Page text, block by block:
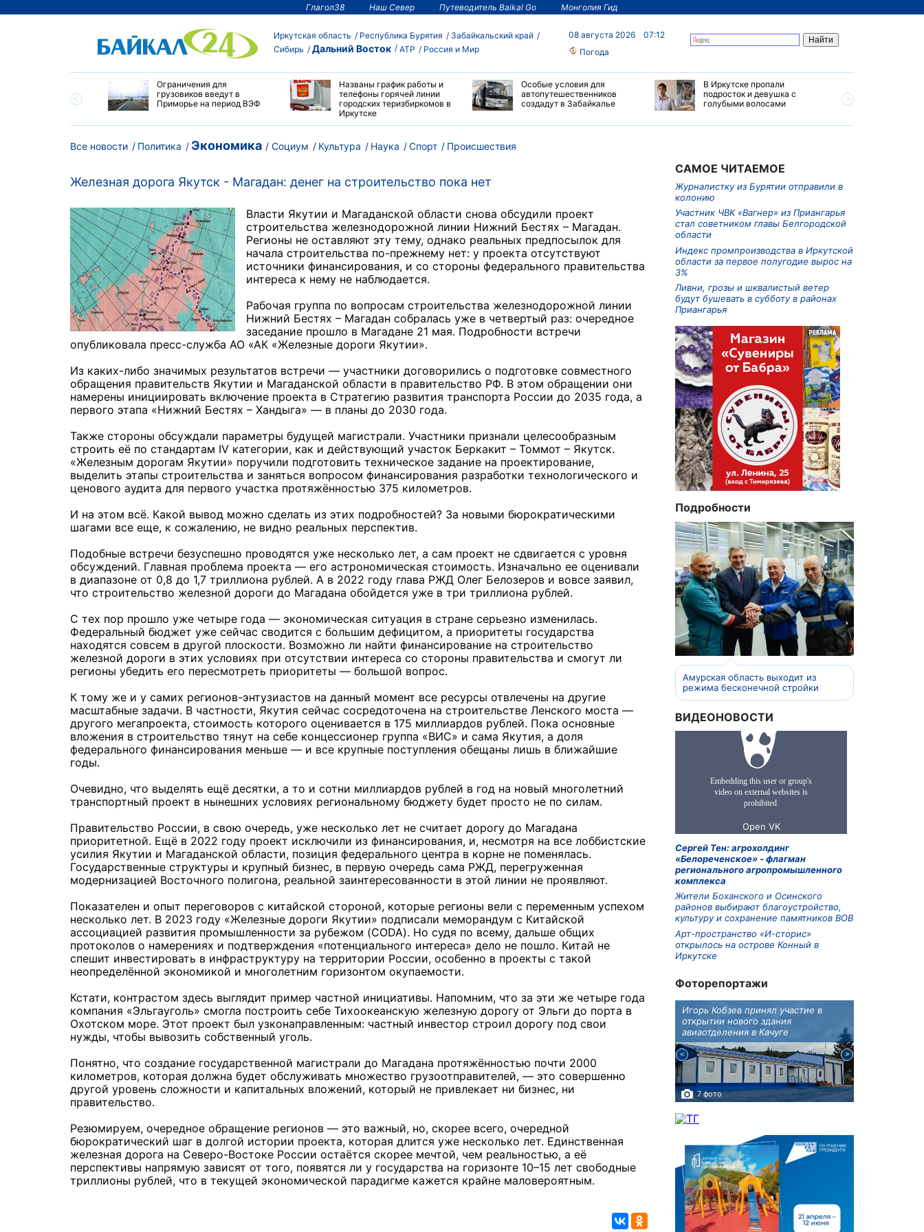
Глагол38 Наш Север Путеводитель Baikal Go Монголия Гид
Иркутская область Республика Бурятия
Забайкальский край
Сибирь
Дальний Восток АТР Россия и Мир
08 августа 2026
07:12
Погода
по управлению
Ограничения для
грузовиков введут в
Приморье на период ВЭФ
Названы график работы и
телефоны горячей линии
городских теризбиркомов в
Иркутске
Особые условия для
автопутешественников
создадут в Забайкалье
В Иркутске пропали
подросток и девушка с
голубыми волосами
Все новости Политика Экономика Социум Культура Наука Спорт Происшествия
Железная дорога Якутск - Магадан: денег на строительство пока нет
Власти Якутии и Магаданской области снова обсудили проект
строительства железнодорожной линии Нижний Бестях – Магадан.
Регионы не оставляют эту тему, однако реальных предпосылок для
начала строительства по-прежнему нет: у проекта отсутствуют
источники финансирования, и со стороны федерального правительства
интереса к нему не наблюдается.
Рабочая группа по вопросам строительства железнодорожной линии
Нижний Бестях – Магадан собралась уже в четвертый раз: очередное
заседание прошло в Магадане 21 мая. Подробности встречи
опубликовала пресс-служба АО «АК «Железные дороги Якутии».
Из каких-либо значимых результатов встречи — участники договорились о подготовке совместного
обращения правительств Якутии и Магаданской области в правительство РФ. В этом обращении они
намерены инициировать включение проекта в Стратегию развития транспорта России до 2035 года, а
первого этапа «Нижний Бестях – Хандыга» — в планы до 2030 года.
Также стороны обсуждали параметры будущей магистрали. Участники признали целесообразным
строить её по стандартам IV категории, как и действующий участок Беркакит – Томмот – Якутск.
«Железным дорогам Якутии» поручили подготовить техническое задание на проектирование,
выделить этапы строительства и заняться вопросом финансирования разработки технологического и
ценового аудита для первого участка протяжённостью 375 километров.
И на этом всё. Какой вывод можно сделать из этих подробностей? За новыми бюрократическими
шагами все еще, к сожалению, не видно реальных перспектив.
Подобные встречи безуспешно проводятся уже несколько лет, а сам проект не сдвигается с уровня
обсуждений. Главная проблема проекта — его астрономическая стоимость. Изначально ее оценивали
в диапазоне от 0,8 до 1,7 триллиона рублей. А в 2022 году глава РЖД Олег Белозеров и вовсе заявил,
что строительство железной дороги до Магадана обойдется уже в три триллиона рублей.
С тех пор прошло уже четыре года — экономическая ситуация в стране серьезно изменилась.
Федеральный бюджет уже сейчас сводится с большим дефицитом, а приоритеты государства
находятся совсем в другой плоскости. Возможно ли найти финансирование на строительство
железной дороги в этих условиях при отсутствии интереса со стороны правительства и смогут ли
регионы убедить его пересмотреть приоритеты — большой вопрос.
К тому же и у самих регионов-энтузиастов на данный момент все ресурсы отвлечены на другие
масштабные задачи. В частности, Якутия сейчас сосредоточена на строительстве Ленского моста —
другого мегапроекта, стоимость которого оценивается в 175 миллиардов рублей. Пока основные
вложения в строительство тянут на себе концессионер группа «ВИС» и сама Якутия, а доля
федерального финансирования меньше — и все крупные поступления обещаны лишь в ближайшие
годы.
Очевидно, что выделять ещё десятки, а то и сотни миллиардов рублей в год на новый многолетний
транспортный проект в нынешних условиях региональному бюджету будет просто не по силам.
Правительство России, в свою очередь, уже несколько лет не считает дорогу до Магадана
приоритетной. Ещё в 2022 году проект исключили из финансирования, и, несмотря на все лоббистские
усилия Якутии и Магаданской области, позиция федерального центра в корне не поменялась.
Государственные структуры и крупный бизнес, в первую очередь сама РЖД, перегруженная
модернизацией Восточного полигона, реальной заинтересованности в этой линии не проявляют.
Показателен и опыт переговоров с китайской стороной, которые регионы вели с переменным успехом
несколько лет. В 2023 году «Железные дороги Якутии» подписали меморандум с Китайской
ассоциацией развития промышленности за рубежом (CODA). Но судя по всему, дальше общих
протоколов о намерениях и подтверждения «потенциального интереса» дело не пошло. Китай не
спешит инвестировать в инфраструктуру на территории России, особенно в проекты с такой
неопределённой экономикой и многолетним горизонтом окупаемости.
Кстати, контрастом здесь выглядит пример частной инициативы. Напомним, что за эти же четыре года
компания «Эльгауголь» смогла построить себе Тихоокеанскую железную дорогу от Эльги до порта в
Охотском море. Этот проект был узконаправленным: частный инвестор строил дорогу под свои
нужды, чтобы вывозить собственный уголь.
Понятно, что создание государственной магистрали до Магадана протяжённостью почти 2000
километров, которая должна будет обслуживать множество грузоотправителей, — это совершенно
другой уровень сложности и капитальных вложений, который не привлекает ни бизнес, ни
правительство.
Резюмируем, очередное обращение регионов — это важный, но, скорее всего, очередной
бюрократический шаг в долгой истории проекта, которая длится уже несколько лет. Единственная
железная дорога на Северо-Востоке России остаётся скорее мечтой, чем реальностью, а её
перспективы напрямую зависят от того, появятся ли у государства на горизонте 10–15 лет свободные
триллионы рублей, что в текущей экономической парадигме кажется крайне маловероятным.
САМОЕ ЧИТАЕМОЕ
Журналистку из Бурятии отправили в
колонию
Участник ЧВК «Вагнер» из Приангарья
стал советником главы Белгородской
области
Индекс промпроизводства в Иркутской
области за первое полугодие вырос на
3%
Ливни, грозы и шквалистый ветер
будут бушевать в субботу в районах
Приангарья
Подробности
Амурская область выходит из
режима бесконечной стройки
ВИДЕОНОВОСТИ
Сергей Тен: агрохолдинг
«Белореченское» - флагман
регионального агропромышленного
комплекса
Жители Боханского и Осинского
районов выбирают благоустройство,
культуру и сохранение памятников ВОВ
Арт-пространство «И-сторис»
открылось на острове Конный в
Иркутске
Фоторепортажи
В Иркутске готовят к открытию
новую детскую библиотеку
5 фото
Игорь Кобзев принял участие в
открытии нового здания
авиаотделения в Качуге
7 фото